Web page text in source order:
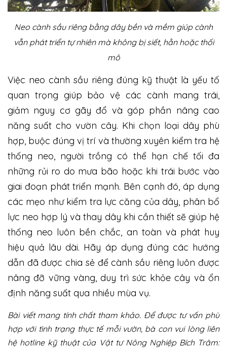
Neo cành sầu riêng bằng dây bền và mềm giúp cành
vẫn phát triển tự nhiên mà không bị siết, hằn hoặc thối
mô
Việc neo cành sầu riêng đúng kỹ thuật là yếu tố
quan trọng giúp bảo vệ các cành mang trái,
giảm nguy cơ gãy đổ và góp phần nâng cao
năng suất cho vườn cây. Khi chọn loại dây phù
hợp, buộc đúng vị trí và thường xuyên kiểm tra hệ
thống neo, người trồng có thể hạn chế tối đa
những rủi ro do mưa bão hoặc khi trái bước vào
giai đoạn phát triển mạnh. Bên cạnh đó, áp dụng
các mẹo như kiểm tra lực căng của dây, phân bổ
lực neo hợp lý và thay dây khi cần thiết sẽ giúp hệ
thống neo luôn bền chắc, an toàn và phát huy
hiệu quả lâu dài. Hãy áp dụng đúng các hướng
dẫn đã được chia sẻ để cành sầu riêng luôn được
nâng đỡ vững vàng, duy trì sức khỏe cây và ổn
định năng suất qua nhiều mùa vụ.
Bài viết mang tính chất tham khảo. Để được tư vấn phù
hợp với tình trạng thực tế mỗi vườn, bà con vui lòng liên
hệ hotline kỹ thuật của Vật tư Nông Nghiệp Bích Trâm: